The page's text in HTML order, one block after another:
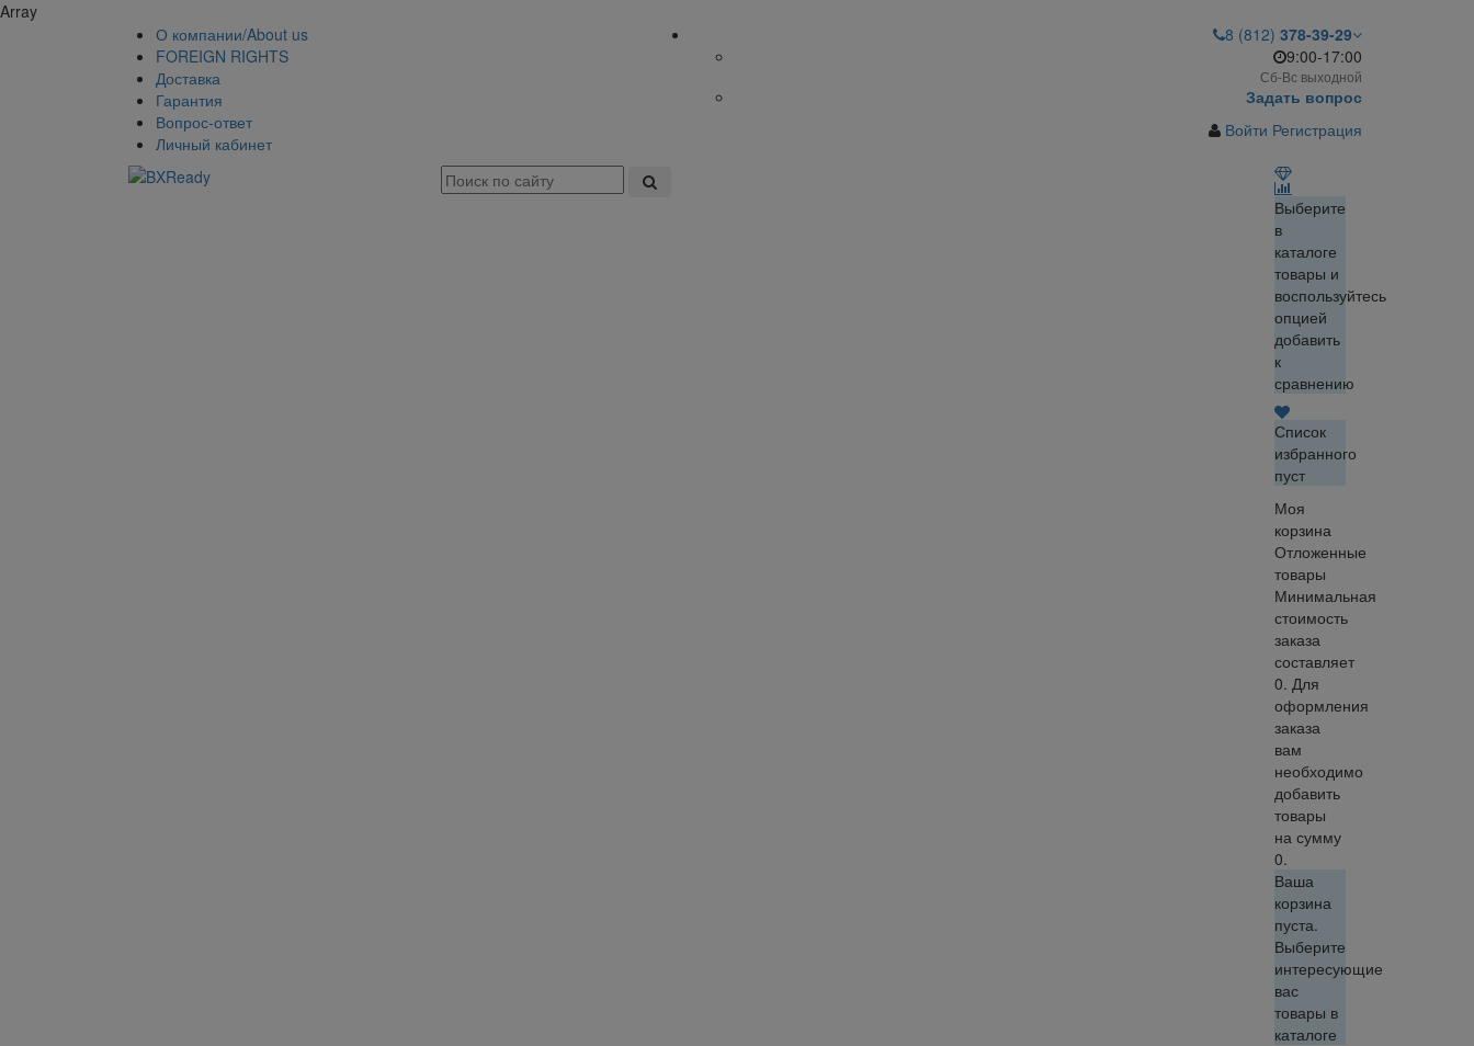
Array
О компании/About us
FOREIGN RIGHTS
Доставка
Гарантия
Вопрос-ответ
Личный кабинет
8 (812) 378-39-29
9:00-17:00
Сб-Вс выходной
Задать вопрос
Войти Регистрация
Выберите
в
каталоге
товары и
воспользуйтесь
опцией
добавить
к
сравнению
Список
избранного
пуст
Моя
корзина
Отложенные
товары
Минимальная
стоимость
заказа
составляет
0. Для
оформления
заказа
вам
необходимо
добавить
товары
на сумму
0.
Ваша
корзина
пуста.
Выберите
интересующие
вас
товары в
каталоге